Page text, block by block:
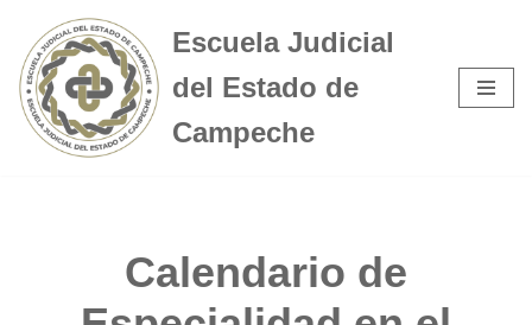
Saltar
al
contenido
Escuela Judicial
del Estado de
Campeche
Calendario de